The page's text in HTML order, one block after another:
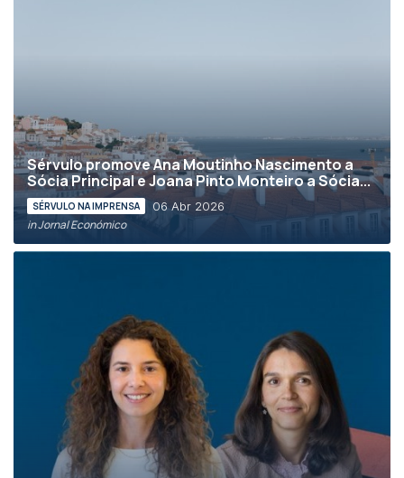
Sérvulo promove Ana Moutinho Nascimento a
Sócia Principal e Joana Pinto Monteiro a Sócia...
SÉRVULO NA IMPRENSA 06 Abr 2026
in Jornal Económico